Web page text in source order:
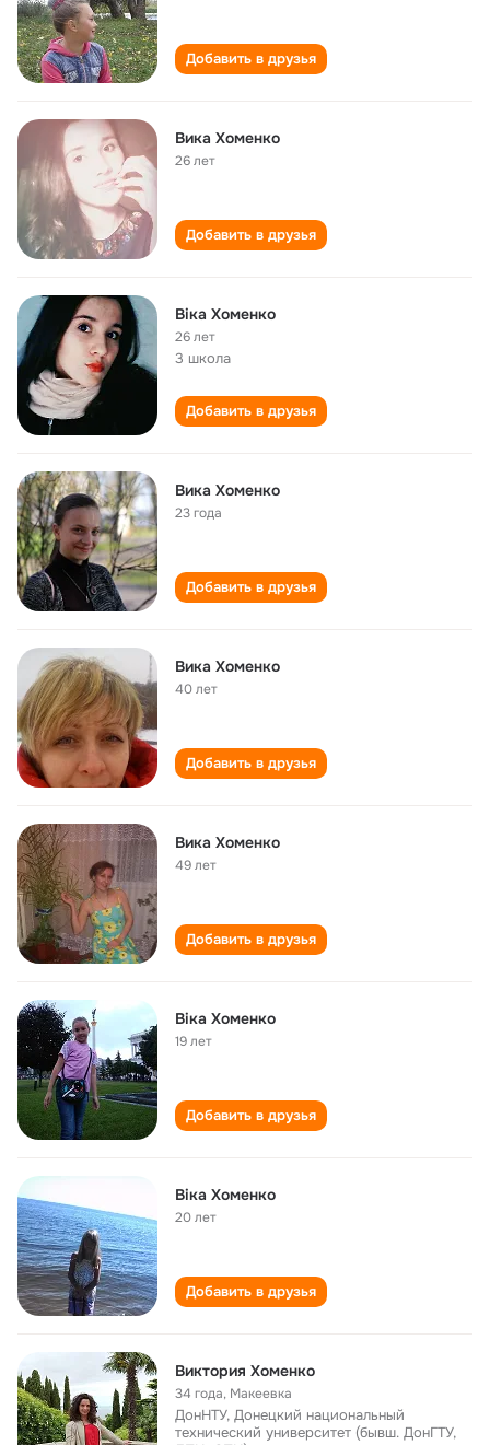
Добавить в друзья
Вика Хоменко
26 лет
Добавить в друзья
Віка Хоменко
26 лет
3 школа
Добавить в друзья
Вика Хоменко
23 года
Добавить в друзья
Вика Хоменко
40 лет
Добавить в друзья
Вика Хоменко
49 лет
Добавить в друзья
Віка Хоменко
19 лет
Добавить в друзья
Віка Хоменко
20 лет
Добавить в друзья
Виктория Хоменко
34 года, Макеевка
ДонНТУ, Донецкий национальный
технический университет (бывш. ДонГТУ,